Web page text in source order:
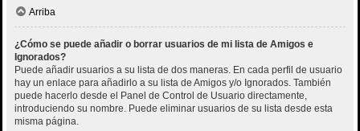
Arriba
¿Cómo se puede añadir o borrar usuarios de mi lista de Amigos e
Ignorados?
Puede añadir usuarios a su lista de dos maneras. En cada perfil de usuario
hay un enlace para añadirlo a su lista de Amigos y/o Ignorados. También
puede hacerlo desde el Panel de Control de Usuario directamente,
introduciendo su nombre. Puede eliminar usuarios de su lista desde esta
misma página.